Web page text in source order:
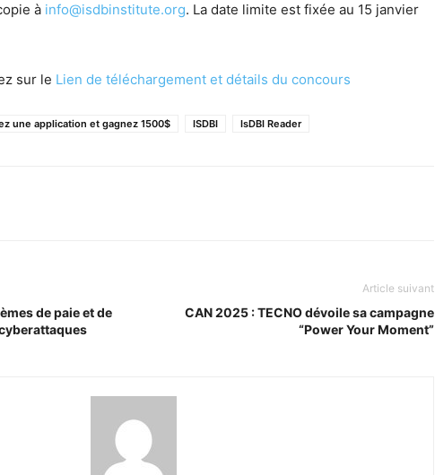
à info@isdbinstitute.org. La date limite est fixée au 15 janvier
sur le Lien de téléchargement et détails du concours
une application et gagnez 1500$ ISDBI IsDBI Reader
de paie et de
Article suivant
CAN 2025 : TECNO dévoile sa campagne
“Power Your Moment”